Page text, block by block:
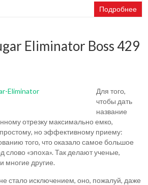
Подробнее
Eliminator Boss 429
Для того,
чтобы дать
название
отрезку максимально емко,
но эффективному приему:
того, что оказало самое большое
слово «эпоха». Так делают ученые,
многие другие.
стало исключением, оно, пожалуй, даже